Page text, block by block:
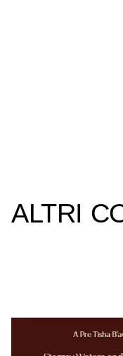
ALTRI